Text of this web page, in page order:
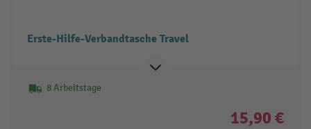
Erste-Hilfe-Verbandtasche Travel
8 Arbeitstage
15,90 €